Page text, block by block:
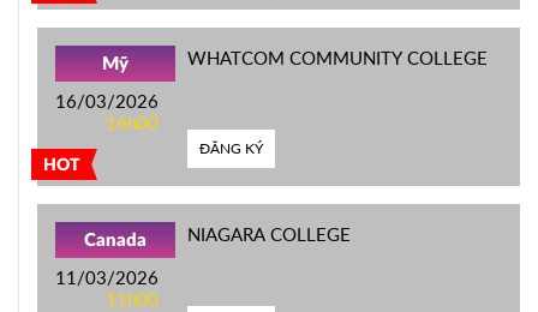
HOT
Mỹ
16/03/2026
16h00
WHATCOM COMMUNITY COLLEGE
ĐĂNG KÝ
Canada
11/03/2026
11h00
NIAGARA COLLEGE